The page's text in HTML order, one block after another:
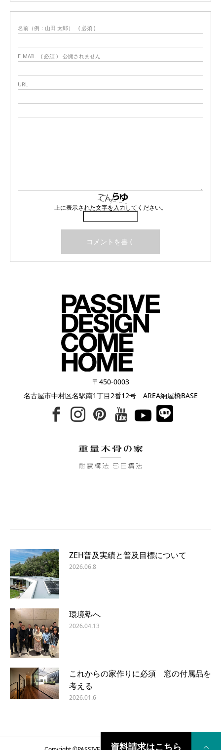
名前（例：山田 太郎） ( 必須 )
E-MAIL ( 必須 ) - 公開されません -
URL
上に表示された文字を入力してください。
〒450-0003
名古屋市中村区名駅南1丁目2番12号 AREA納屋橋BASE
ZEH普及実績と普及目標について
2026.06.8
環境塾へ
2026.04.13
これからの家作りに必須 窓の付属品を
考える
2026.01.6
資料請求はこちら